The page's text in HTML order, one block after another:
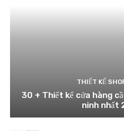
THIẾT KẾ
30 + Thiết kế cửa hàng
ninh nhất